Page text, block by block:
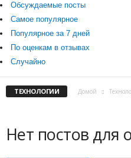
Обсуждаемые посты
Самое популярное
Популярное за 7 дней
По оценкам в отзывах
Случайно
ТЕХНОЛОГИИ Домой
Нет постов для